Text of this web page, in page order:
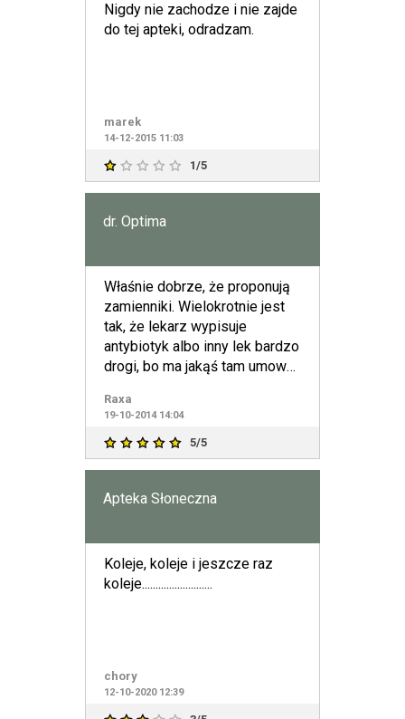
Nigdy nie zachodze i nie zajde
do tej apteki, odradzam.
marek
14-12-2015 11:03
1/5
dr. Optima
Właśnie dobrze, że proponują
zamienniki. Wielokrotnie jest
tak, że lekarz wypisuje
antybiotyk albo inny lek bardzo
drogi, bo ma jakąś tam umowę
Raxa
19-10-2014 14:04
5/5
Apteka Słoneczna
Koleje, koleje i jeszcze raz
koleje..........................
chory
12-10-2020 12:39